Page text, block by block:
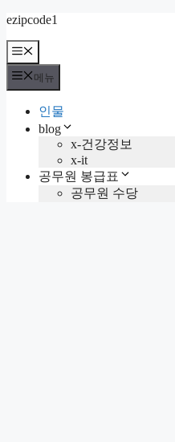
컨
츠
로
건
ezipcode1
메
뉴
메뉴
인물
blog
x-건강정보
x-it
공무원 봉급표
공무원 수당